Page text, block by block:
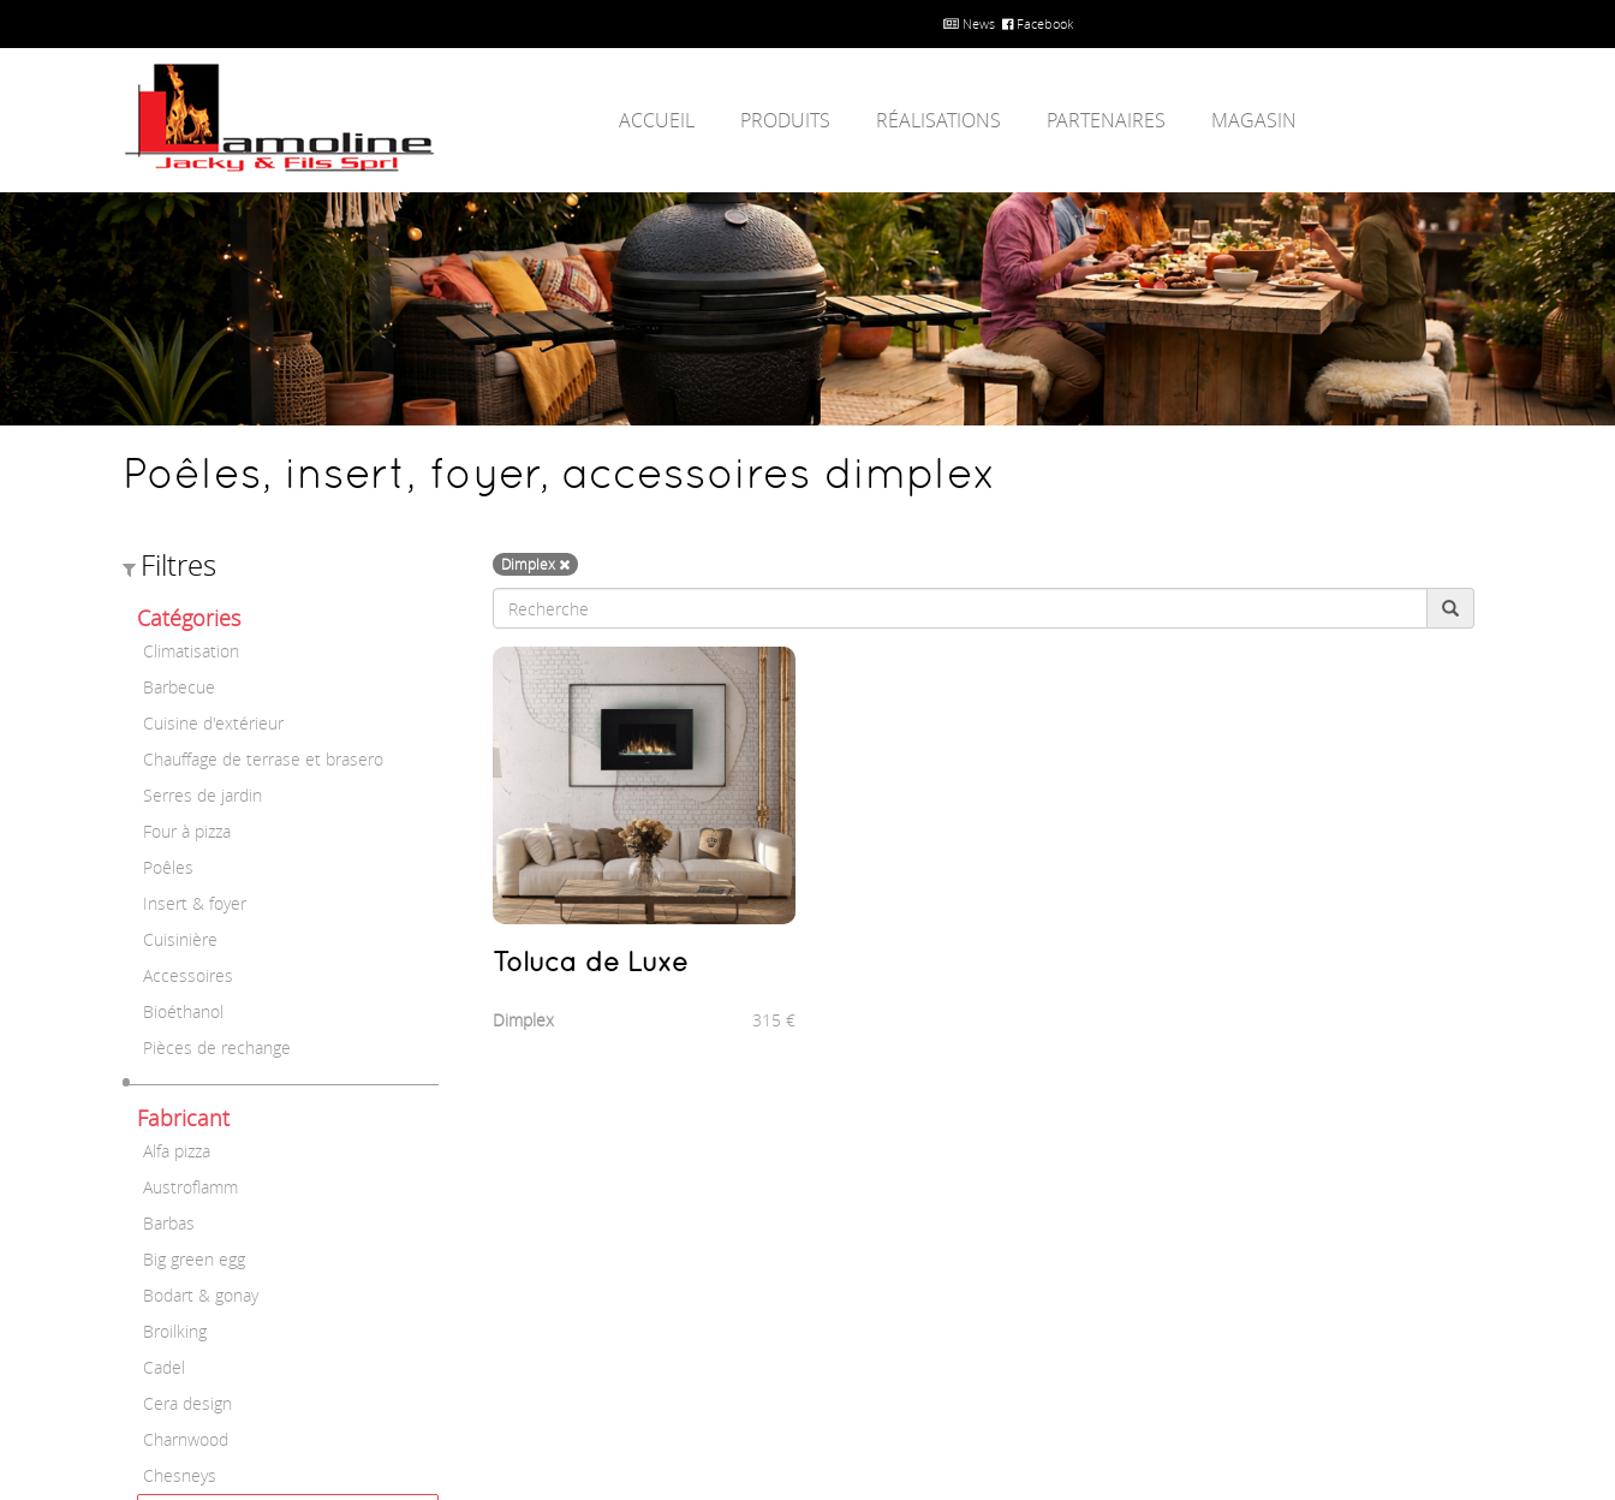
News Facebook
ACCUEIL PRODUITS RÉALISATIONS PARTENAIRES MAGASIN
Poêles, insert, foyer, accessoires dimplex
Filtres
Catégories
Climatisation
Barbecue
Cuisine d'extérieur
Chauffage de terrase et brasero
Serres de jardin
Four à pizza
Poêles
Insert & foyer
Cuisinière
Accessoires
Bioéthanol
Pièces de rechange
Fabricant
Alfa pizza
Austroflamm
Barbas
Big green egg
Bodart & gonay
Broilking
Cadel
Cera design
Charnwood
Chesneys
Dimplex
Toluca de Luxe
Dimplex 315 €